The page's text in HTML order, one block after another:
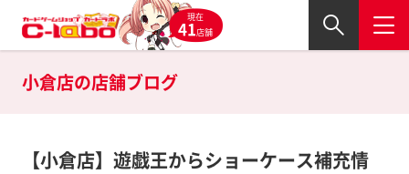
現在
41店舗
小倉店の店舗ブログ
【小倉店】遊戯王からショーケース補充情